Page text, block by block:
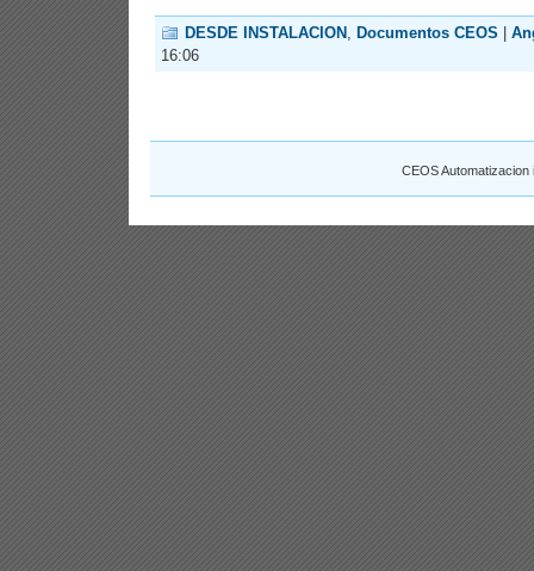
DESDE INSTALACION , Documentos CEOS
16:06
CEOS